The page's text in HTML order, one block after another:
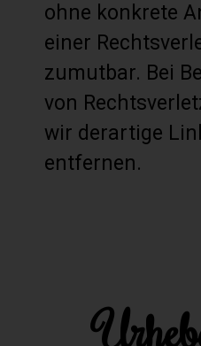
ohne konkrete
einer
zumutbar. Bei
von
wir derartige
entfernen.